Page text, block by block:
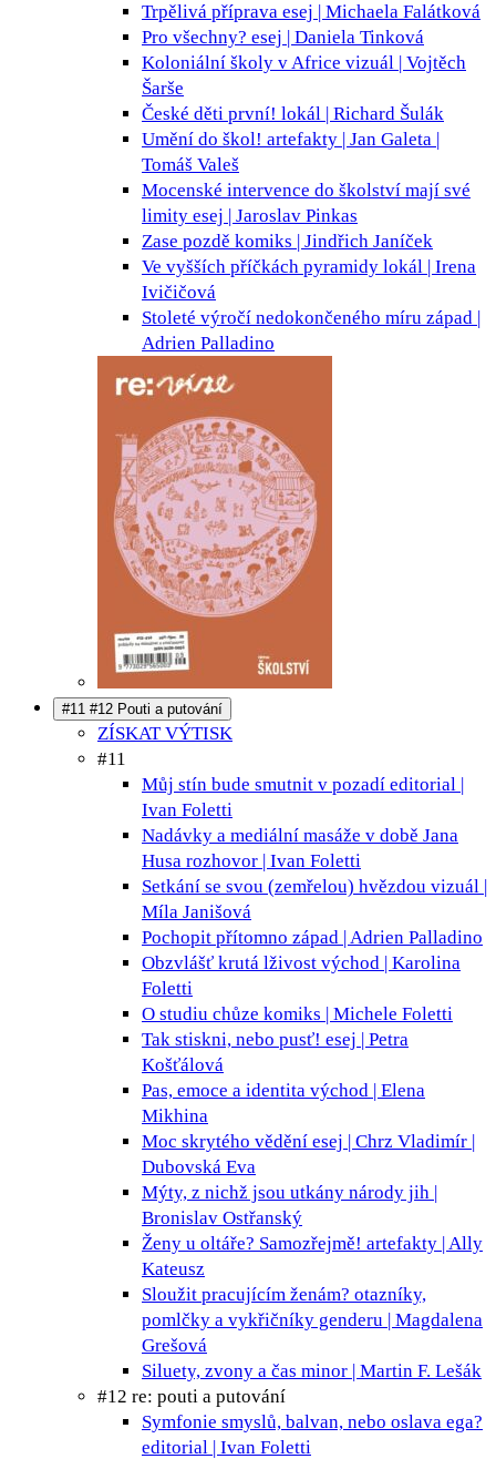
Trpělivá příprava esej | Michaela Falátková
Pro všechny? esej | Daniela Tinková
Koloniální školy v Africe vizuál | Vojtěch
Šarše
České děti první! lokál | Richard Šulák
Umění do škol! artefakty | Jan Galeta |
Tomáš Valeš
Mocenské intervence do školství mají své
limity esej | Jaroslav Pinkas
Zase pozdě komiks | Jindřich Janíček
Ve vyšších příčkách pyramidy lokál | Irena
Ivičičová
Stoleté výročí nedokončeného míru západ |
Adrien Palladino
#11 #12 Pouti a putování
ZÍSKAT VÝTISK
#11
Můj stín bude smutnit v pozadí editorial |
Ivan Foletti
Nadávky a mediální masáže v době Jana
Husa rozhovor | Ivan Foletti
Setkání se svou (zemřelou) hvězdou vizuál |
Míla Janišová
Pochopit přítomno západ | Adrien Palladino
Obzvlášť krutá lživost východ | Karolina
Foletti
O studiu chůze komiks | Michele Foletti
Tak stiskni, nebo pusť! esej | Petra
Košťálová
Pas, emoce a identita východ | Elena
Mikhina
Moc skrytého vědění esej | Chrz Vladimír |
Dubovská Eva
Mýty, z nichž jsou utkány národy jih |
Bronislav Ostřanský
Ženy u oltáře? Samozřejmě! artefakty | Ally
Kateusz
Sloužit pracujícím ženám? otazníky,
pomlčky a vykřičníky genderu | Magdalena
Grešová
Siluety, zvony a čas minor | Martin F. Lešák
#12 re: pouti a putování
Symfonie smyslů, balvan, nebo oslava ega?
editorial | Ivan Foletti